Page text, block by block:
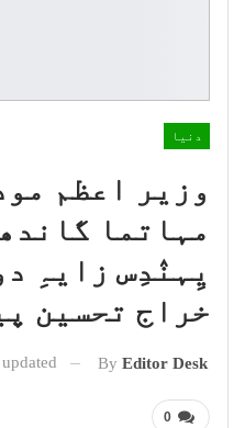
دنیا
وزیر اعظم
مہاتما
یِہنٛدِس زایہِ
خراج تحسین
By Editor Desk
0